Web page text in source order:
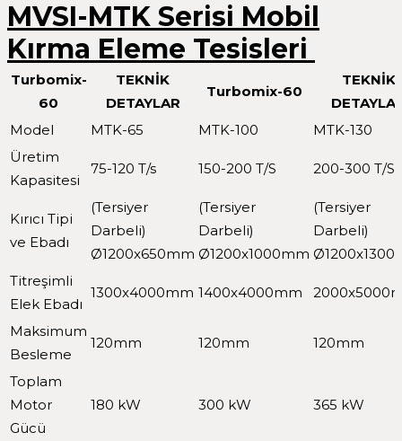
MVSI-MTK Serisi Mobil
Kırma Eleme Tesisleri
Turbomix-
60
TEKNİK
DETAYLAR
Turbomix-60
TEKNİK
Model
MTK-65 MTK-100
MTK-130
Üretim
Kapasitesi
75-120 T/s 150-200 T/S 200-300 T/S
Kırıcı Tipi
ve Ebadı
(Tersiyer
Darbeli)
Ø1200x650mm
(Tersiyer
Darbeli)
Ø1200x1000mm
(Tersiyer
Darbeli)
Titreşimli
Elek Ebadı
1300x4000mm 1400x4000mm
Maksimum
Besleme
120mm 120mm 120mm
Toplam
Motor
Gücü
180 kW 300 kW 365 kW